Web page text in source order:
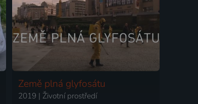
Země plná glyfosátu
2019 | Životní prostředí